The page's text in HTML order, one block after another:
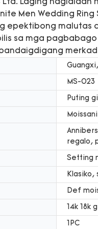
Ltd. Laging
Men Wedding
epektibong malutas
sa mga
MS-023
Puting
regalo,
Setting
Klasiko,
Def
14k 18k
1PC